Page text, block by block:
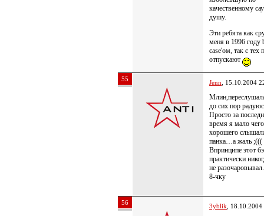
качественному
душу.
Эти ребята как
меня в 1996 году
case'ом, так с тех
отпускают
55 Jenn , 15.10.2004
до сих пор
Просто за
время я мало чего
хорошего
панка…а жаль ;(((
Впринципе этот
практически
не
8-чку
56 3yblik ,